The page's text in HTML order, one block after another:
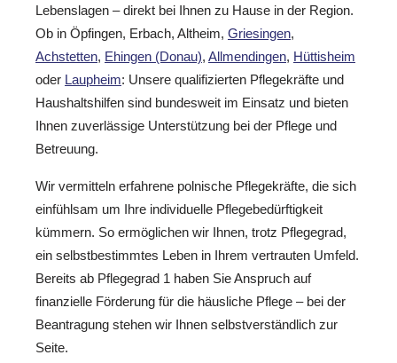
Lebenslagen – direkt bei Ihnen zu Hause in der Region.
Ob in Öpfingen, Erbach, Altheim, Griesingen,
Achstetten, Ehingen (Donau), Allmendingen, Hüttisheim
oder Laupheim: Unsere qualifizierten Pflegekräfte und
Haushaltshilfen sind bundesweit im Einsatz und bieten
Ihnen zuverlässige Unterstützung bei der Pflege und
Betreuung.
Wir vermitteln erfahrene polnische Pflegekräfte, die sich
einfühlsam um Ihre individuelle Pflegebedürftigkeit
kümmern. So ermöglichen wir Ihnen, trotz Pflegegrad,
ein selbstbestimmtes Leben in Ihrem vertrauten Umfeld.
Bereits ab Pflegegrad 1 haben Sie Anspruch auf
finanzielle Förderung für die häusliche Pflege – bei der
Beantragung stehen wir Ihnen selbstverständlich zur
Seite.